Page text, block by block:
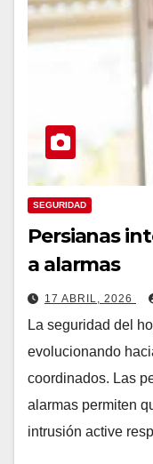
SEGURIDAD
Persianas
a alarmas
17 ABRIL, 2026
La seguridad del
evolucionando
coordinados. Las
alarmas permiten
intrusión active